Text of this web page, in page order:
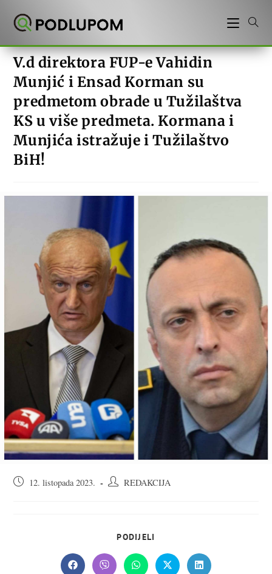
V.d direktora FUP-e Vahidin
Munjić i Ensad Korman su
predmetom obrade u Tužilaštva
KS u više predmeta. Kormana i
Munjića istražuje i Tužilaštvo
BiH!
Objava12. listopada 2023.
AutorREDAKCIJA
PODIJELI
CONTENT
Opens Opens Opens Opens Opens